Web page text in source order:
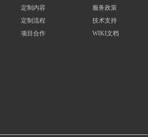
定制内容
定制流程
项目合作
服务政策
技术支持
WIKI文档